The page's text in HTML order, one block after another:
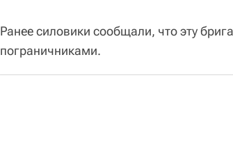
Ранее силовики сообщали, что эту
пограничниками.